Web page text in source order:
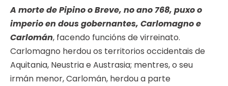
A morte de Pipino o Breve, no ano 768, puxo o
imperio en dous gobernantes, Carlomagno e
Carlomán, facendo funcións de virreinato.
Carlomagno herdou os territorios occidentais de
Aquitania, Neustria e Austrasia; mentres, o seu
irmán menor, Carlomán, herdou a parte